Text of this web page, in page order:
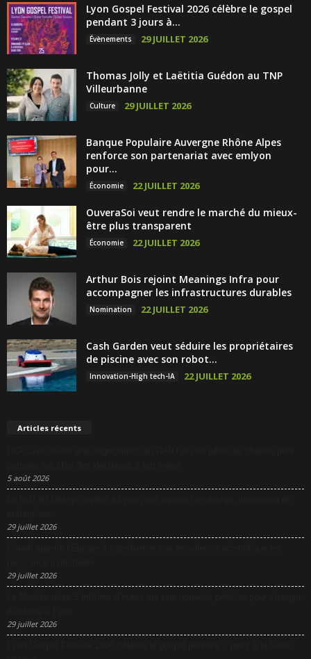
Lyon Gospel Festival 2026 célèbre le gospel
pendant 3 jours à...
Évènements 29 JUILLET 2026
Thomas Jolly et Laëtitia Guédon au TNP
Villeurbanne
Culture 29 JUILLET 2026
Banque Populaire Auvergne Rhône Alpes
renforce son partenariat avec emlyon
pour...
Économie 22 JUILLET 2026
OuveraSoi veut rendre le marché du mieux-
être plus transparent
Économie 22 JUILLET 2026
Arthur Bois rejoint Meanings Infra pour
accompagner les infrastructures durables
Nomination 22 JUILLET 2026
Cash Garden veut séduire les propriétaires
de piscine avec son robot...
Innovation-High tech-IA 22 JUILLET 2026
Articles récents
5 août 2026
29 juillet 2026
29 juillet 2026
29 juillet 2026